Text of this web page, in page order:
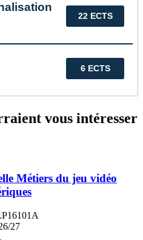
22 ECTS
6 ECTS
vous intéresser
Métiers du jeu vidéo
27